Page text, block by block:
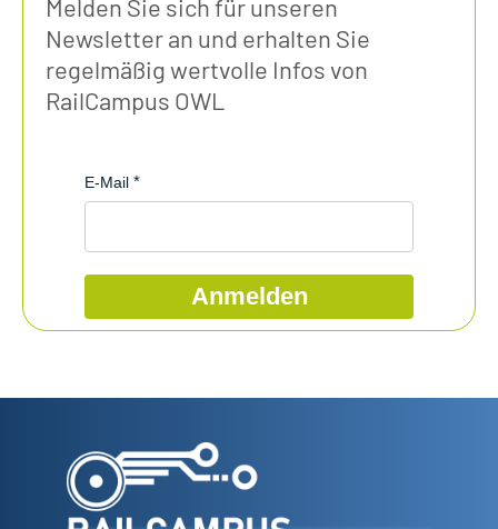
Melden Sie sich für unseren
Newsletter an und erhalten Sie
regelmäßig wertvolle Infos von
RailCampus OWL
E-Mail
Anmelden